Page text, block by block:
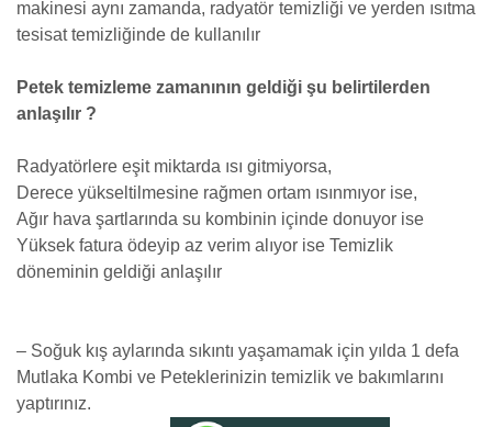
makinesi aynı zamanda, radyatör temizliği ve yerden ısıtma
tesisat temizliğinde de kullanılır
Petek temizleme zamanının geldiği şu belirtilerden
anlaşılır ?
Radyatörlere eşit miktarda ısı gitmiyorsa,
Derece yükseltilmesine rağmen ortam ısınmıyor ise,
Ağır hava şartlarında su kombinin içinde donuyor ise
Yüksek fatura ödeyip az verim alıyor ise Temizlik
döneminin geldiği anlaşılır
– Soğuk kış aylarında sıkıntı yaşamamak için yılda 1 defa
Mutlaka Kombi ve Peteklerinizin temizlik ve bakımlarını
yaptırınız.